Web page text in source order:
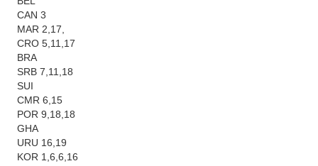
TUN 11
CRC 5,6,11,16,19
GER 1,8
JPN 1,15
BEL 13,16
CAN 2,19
MAR 9,18
CRO 4,7,14,19
BRA 3,9,14,19
SRB 2,9,17,19
CMR 7,18
POR 1,3,17
CAN 3
MAR 2,17,
CRO 5,11,17
BRA
SRB 7,11,18
SUI
CMR 6,15
POR 9,18,18
GHA
URU 16,19
KOR 1,6,6,16